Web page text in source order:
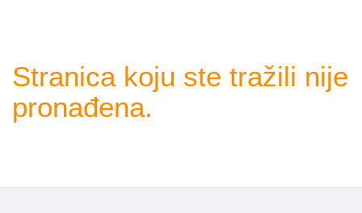
Stranica koju ste tražili nije
pronađena.